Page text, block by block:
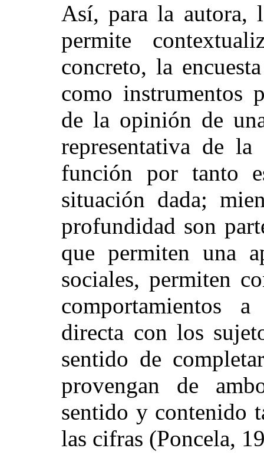
Así, para la autora,
permite
concreto, la
como instrumentos
de la opinión de
representativa de
función por tanto
situación dada;
profundidad son
que permiten una
sociales, permiten
comportamientos
directa con los
sentido de
provengan de
sentido y contenido
las cifras (Poncela,